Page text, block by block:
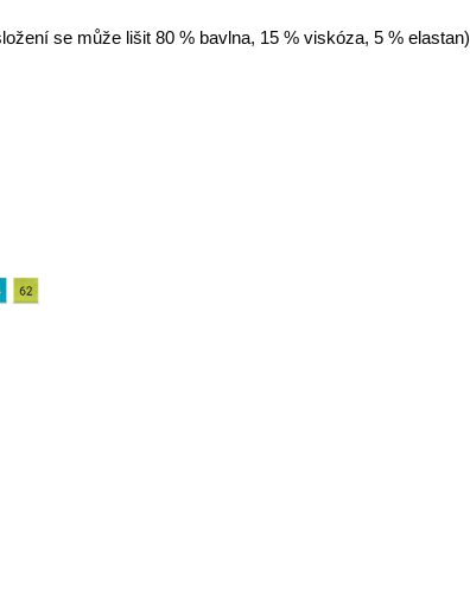
se může lišit 80 % bavlna, 15 % viskóza, 5 % elastan)